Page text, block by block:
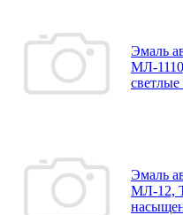
Эмаль
МЛ-
светлые
Эмаль
МЛ-12,